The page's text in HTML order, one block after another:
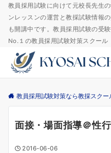
教員採用試験に向けて元校長先生
ンレッスンの運営と教採試験情報
も開講中です。教員採用試験の受
No.１の教員採用試験対策スクール
教員採用試験対策なら教採スクー
面接・場面指導＠性
2016-06-06